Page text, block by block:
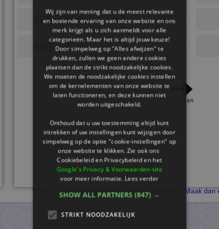
866 - 794
696 - 374
Wil je je scores bijhouden en stickers verdienen? Maak dan
Wij zijn van mening dat u de meest relevante
en boeiende ervaring van onze website en ons
merk krijgt als u zich aanmeldt voor alle
categorieën. Maar het is altijd jouw keuze!
Door simpelweg op "Alles afwijzen" te
drukken, zullen we geen andere cookies
plaatsen dan de strikt noodzakelijke cookies.
We moeten de noodzakelijke cookies instellen
om de kernelementen van onze website te
laten functioneren, en deze kunnen niet
worden uitgeschakeld.
Onthoud dat u uw toestemming altijd kunt
intrekken of uw instellingen kunt wijzigen door
simpelweg op de optie "cookie-instellingen" op
onze website te klikken. Zie ook ons ​​
Cookiebeleid en Privacybeleid en het
Google's Privacy & Voorwaarden-site
voor meer informatie.Lees verder
SHOW ALL PARTNERS (847) →
STRIKT NOODZAKELIJK